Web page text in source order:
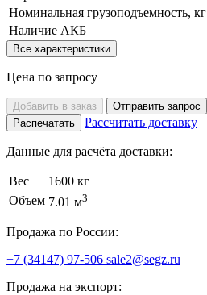
Номинальная грузоподъемность, кг
Наличие АКБ
Все характеристики
Цена по запросу
Добавить в заказ Отправить запрос
Распечатать
Рассчитать доставку
Данные для расчёта доставки:
Вес
1600 кг
Объем 7.01 м3
Продажа по России:
+7 (34147) 97-506 sale2@segz.ru
Продажа на экспорт: